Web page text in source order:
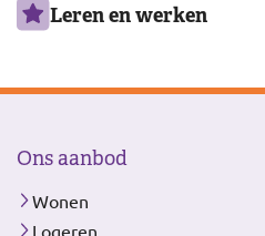
Leren en werken
Ons aanbod
Wonen
Logeren